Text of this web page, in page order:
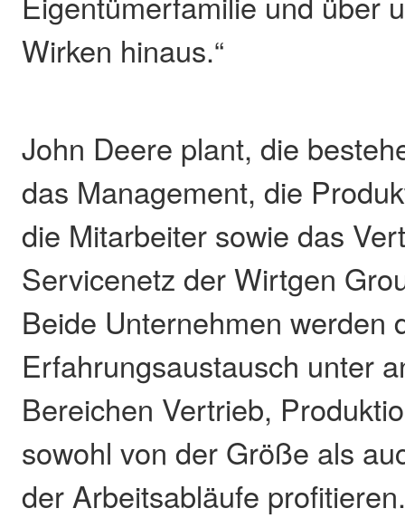
Wirken hinaus.“
John Deere plant, die
das Management, die
die Mitarbeiter sowie das
Servicenetz der Wirtgen
Beide Unternehmen werden
Erfahrungsaustausch unter
Bereichen Vertrieb,
sowohl von der Größe als
der Arbeitsabläufe